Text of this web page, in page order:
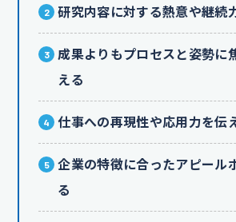
研究内容に対する熱意や継続
成果よりもプロセスと姿勢に
える
仕事への再現性や応用力を伝
企業の特徴に合ったアピール
る